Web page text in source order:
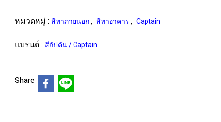
หมวดหมู่ : สีทาภายนอก, สีทาอาคาร , Captain
แบรนด์ : สีกัปตัน / Captain
Share